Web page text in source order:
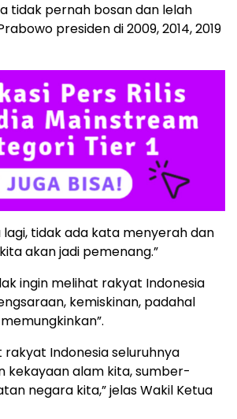
tidak pernah bosan dan lelah
presiden di 2009, 2014, 2019
lagi, tidak ada kata menyerah dan
akan jadi pemenang.”
ingin melihat rakyat Indonesia
kemiskinan, padahal
rakyat Indonesia seluruhnya
kekayaan alam kita, sumber-
negara kita,” jelas Wakil Ketua